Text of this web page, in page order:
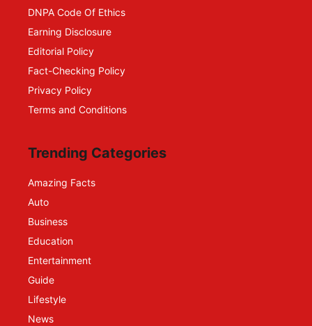
DNPA Code Of Ethics
Earning Disclosure
Editorial Policy
Fact-Checking Policy
Privacy Policy
Terms and Conditions
Trending Categories
Amazing Facts
Auto
Business
Education
Entertainment
Guide
Lifestyle
News